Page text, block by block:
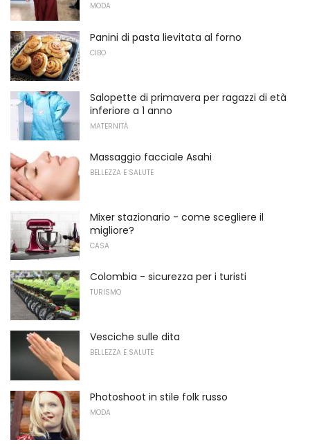
MODA
Panini di pasta lievitata al forno
CIBO
Salopette di primavera per ragazzi di età
inferiore a 1 anno
MATERNITÀ
Massaggio facciale Asahi
BELLEZZA E SALUTE
Mixer stazionario - come scegliere il
migliore?
CASA
Colombia - sicurezza per i turisti
TURISMO
Vesciche sulle dita
BELLEZZA E SALUTE
Photoshoot in stile folk russo
MODA